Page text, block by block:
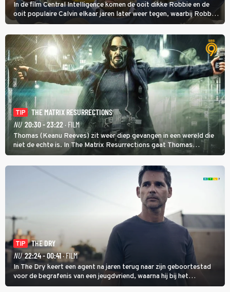
In de film Central Intelligence komen de ooit dikke Robbie en de
ooit populaire Calvin elkaar jaren later weer tegen, waarbij Robbie,
inmiddels supergespierd en werkzaam voor de CIA, Calvins hulp
goed kan gebruiken.
TIP
THE MATRIX RESURRECTIONS
NU 20:30 - 23:22 · FILM
Thomas (Keanu Reeves) zit weer diep gevangen in een wereld die
niet de echte is. In The Matrix Resurrections gaat Thomas
proberen uit deze schijnwereld te ontsnappen.
TIP
THE DRY
NU 22:24 - 00:41· FILM
In The Dry keert een agent na jaren terug naar zijn geboortestad
voor de begrafenis van een jeugdvriend, waarna hij bij het
onderzoeken van diens dood een verband begint te vermoeden